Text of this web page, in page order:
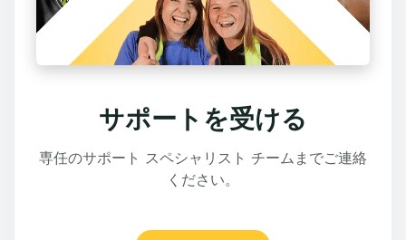
サポートを受ける
専任のサポート スペシャリスト チームまでご連絡
ください。